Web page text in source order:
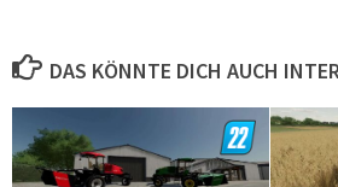
DAS KÖNNTE DICH AUCH